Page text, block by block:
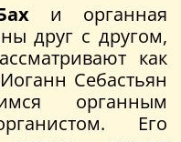
и органная
друг с другом,
как
Себастьян
органным
Его